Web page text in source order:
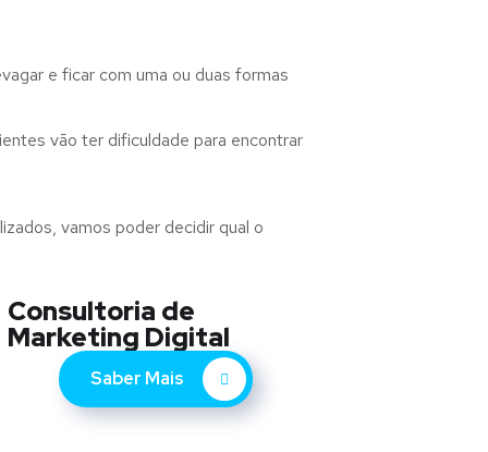
e ficar com uma ou duas formas
vão ter dificuldade para encontrar
vamos poder decidir qual o
Consultoria de
Marketing Digital
Saber Mais